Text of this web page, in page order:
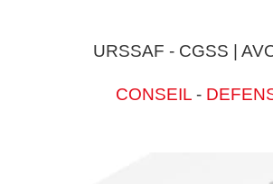
URSSAF - CGSS |
CONSEIL -